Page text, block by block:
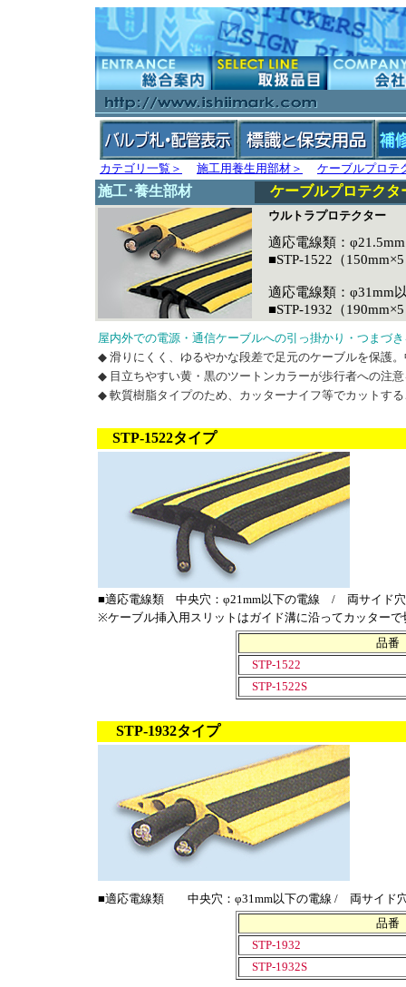
カテゴリ一覧＞ 施工用養生用部材＞ ケーブルプロ
施工･養生部材 ケーブルプロテクタ
ウルトラプロテクター
適応電線類：
■STP-1522（
適応電線類：φ31mm
■STP-1932（
屋内外での電源・通信ケーブルへの引っ掛かり・つまづ
◆ 滑りにくく、ゆるやかな段差で足元のケーブルを保護
◆ 目立ちやすい黄・黒のツートンカラーが歩行者への注
◆ 軟質樹脂タイプのため、カッターナイフ等でカットす
STP-1522タイプ
■適応電線類 中央穴：φ21mm以下の電線 / 両サイド穴
※ケーブル挿入用スリットはガイド溝に沿ってカッター
品番
STP-1522
STP-1522S
STP-1932タイプ
■適応電線類 中央穴：φ31mm以下の電線 / 両サイド穴
品番
STP-1932
STP-1932S